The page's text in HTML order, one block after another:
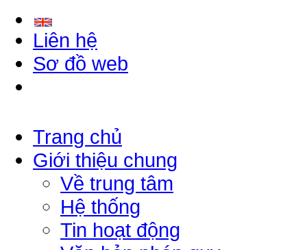
Liên hệ
Sơ đồ web
Trang chủ
Giới thiệu chung
Về trung tâm
Hệ thống
Tin hoạt động